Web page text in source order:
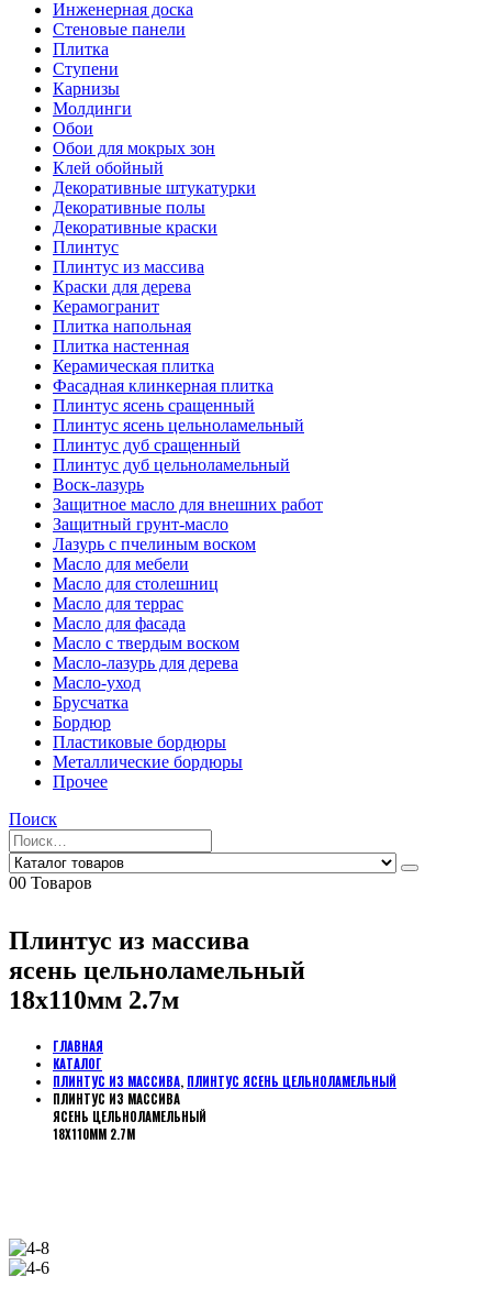
Инженерная доска
Стеновые панели
Плитка
Ступени
Карнизы
Молдинги
Обои
Обои для мокрых зон
Клей обойный
Декоративные штукатурки
Декоративные полы
Декоративные краски
Плинтус
Плинтус из массива
Краски для дерева
Керамогранит
Плитка напольная
Плитка настенная
Керамическая плитка
Фасадная клинкерная плитка
Плинтус ясень сращенный
Плинтус ясень цельноламельный
Плинтус дуб сращенный
Плинтус дуб цельноламельный
Воск-лазурь
Защитное масло для внешних работ
Защитный грунт-масло
Лазурь с пчелиным воском
Масло для мебели
Масло для столешниц
Масло для террас
Масло для фасада
Масло с твердым воском
Масло-лазурь для дерева
Масло-уход
Брусчатка
Бордюр
Пластиковые бордюры
Металлические бордюры
Прочее
Поиск
00 Товаров
Плинтус из массива
ясень цельноламельный
18х110мм 2.7м
ГЛАВНАЯ
КАТАЛОГ
ПЛИНТУС ИЗ МАССИВА, ПЛИНТУС ЯСЕНЬ ЦЕЛЬНОЛАМЕЛЬНЫЙ
ПЛИНТУС ИЗ МАССИВА
ЯСЕНЬ ЦЕЛЬНОЛАМЕЛЬНЫЙ
18Х110ММ 2.7М